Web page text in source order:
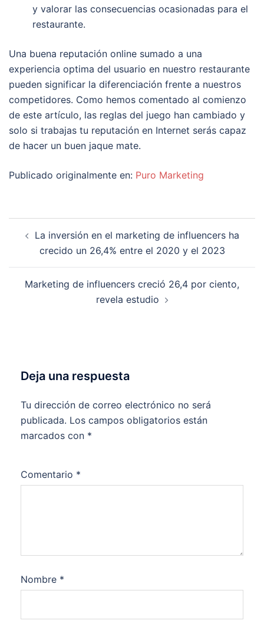
y valorar las consecuencias ocasionadas para el
restaurante.
Una buena reputación online sumado a una
experiencia optima del usuario en nuestro restaurante
pueden significar la diferenciación frente a nuestros
competidores. Como hemos comentado al comienzo
de este artículo, las reglas del juego han cambiado y
solo si trabajas tu reputación en Internet serás capaz
de hacer un buen jaque mate.
Publicado originalmente en: Puro Marketing
entradas
La inversión en el marketing de influencers ha
crecido un 26,4% entre el 2020 y el 2023
Marketing de influencers creció 26,4 por ciento,
revela estudio
Deja una respuesta
Tu dirección de correo electrónico no será
publicada. Los campos obligatorios están
marcados con *
Comentario *
Nombre *